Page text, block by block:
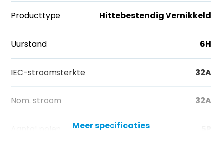
Producttype Hittebestendig Vernikkeld
Uurstand 6H
IEC-stroomsterkte 32A
Nom. stroom 32A
Meer specificaties